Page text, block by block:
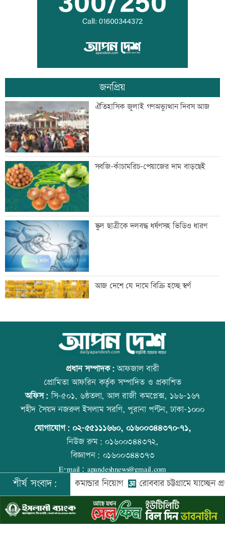
সুনীল গঙ্গোপাধ্যায়ের কবিতা ‘কেউ কথা
রাখেনি’
অপরাধ প্রতিরোধে সবাইকে সচেতন থাকার
আহবান প্রশাসনের
ব্যতিক্রমী দৃষ্টান্ত স্থাপন করলেন প্রতিমন্ত্রী
সুলতান সালাউদ্দিন
‘বিশ্বাস করতে চাই তিনি ডিসেম্বরে ফিরে
আইনের মুখোমুখি হবেন’
জাপানে টাইফুন ‘ডলফিনে’র তাণ্ডবে ৫০০
ফ্লাইট বাতিল
প্রস্তুতি ম্যাচে তাইজুলের চোট
বাংলাদেশসহ ১৪ দেশের প্রতিরক্ষা জোটে
কমান্ডার নিয়োগ
নোয়াখালীতে ৯৭৯০ ইয়াবাসহ গ্রেফতার ২
তিন হত্যা মামলার আসামি গ্রেফতার
জনপ্রিয়
ঐতিহাসিক জুলাই গণঅভ্যুত্থান দিবস আজ
সবজি-কাঁচামরিচ-পেয়াজের দাম বাড়ছেই
স্কুল ছাত্রীকে দলবদ্ধ ধর্ষণসহ ভিডিও ধারণ
আজ দেশে যে দামে বিক্রি হচ্ছে স্বর্ণ
আজ বিশ্ব বন্ধু দিবস
প্রতিমন্ত্রীকে ঘিরে ভাইরাল ভিডিওতে ছবি
জুড়ে অপপ্রচার: এলিন
কোরআন-হাদিসে নামাজ না পড়ার শাস্তি
উত্থান-পতনের বাজারে আজ স্বর্ণের ভরি কত
প্রধান সম্পাদক:আফজাল বারী
প্রোমিতা আফরিন কর্তৃক সম্পাদিত ও প্রকাশিত
অফিস:সি-৫০১, ৬ষ্ঠতলা, আল রাজী কমপ্লেক্স, ১৬৬-১৬৭
শহীদ সৈয়দ নজরুল ইসলাম সরণি, পুরানা পল্টন, ঢাকা-১০০০
যোগাযোগ: ০২-৫৫১১১৬৬০, ০১৬০০৩৪৪৩৭০-৭১,
নিউজ রুম:০১৬০০৩৪৪৩৭২,
বিজ্ঞাপন: ০১৬০০৩৪৪৩৭৩
E-mail: apandeshnews@gmail.com
©২০২৬ |আপন দেশ ডটকমকর্তৃক সর্বসত্ব ® সংরক্ষিত | উন্নয়নে
ইমিথমেকারস.কম
শীর্ষ সংবাদ:
জোটে কমান্ডার নিয়োগ রোববার চট্টগ্রামে যাচ্ছেন প্রধানমন্ত্রী